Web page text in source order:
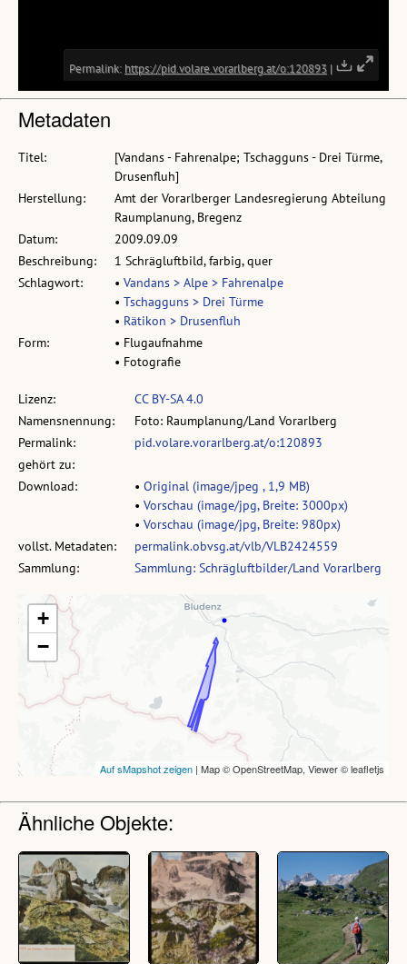
Metadaten
Titel:
[Vandans - Fahrenalpe; Tschagguns - Drei Türme,
Drusenfluh]
Herstellung:
Amt der Vorarlberger Landesregierung Abteilung
Raumplanung, Bregenz
Datum:
2009.09.09
Beschreibung:
1 Schrägluftbild, farbig, quer
Schlagwort:
• Vandans > Alpe > Fahrenalpe
• Tschagguns > Drei Türme
• Rätikon > Drusenfluh
Form:
• Flugaufnahme
• Fotografie
Lizenz:
CC BY-SA 4.0
Namensnennung:
Foto: Raumplanung/Land Vorarlberg
Permalink:
pid.volare.vorarlberg.at/o:120893
gehört zu:
Download:
• Original (image/jpeg , 1,9 MB)
• Vorschau (image/jpg, Breite: 3000px)
• Vorschau (image/jpg, Breite: 980px)
vollst. Metadaten:
permalink.obvsg.at/vlb/VLB2424559
Sammlung:
Sammlung: Schrägluftbilder/Land Vorarlberg
Ähnliche Objekte: